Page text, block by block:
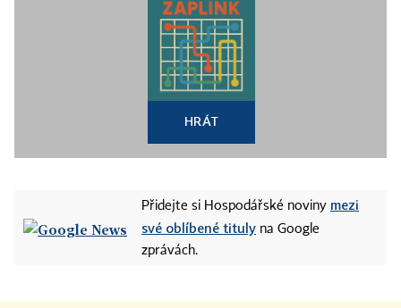
HRÁT
Přidejte si Hospodářské noviny mezi
své oblíbené tituly na Google
zprávách.